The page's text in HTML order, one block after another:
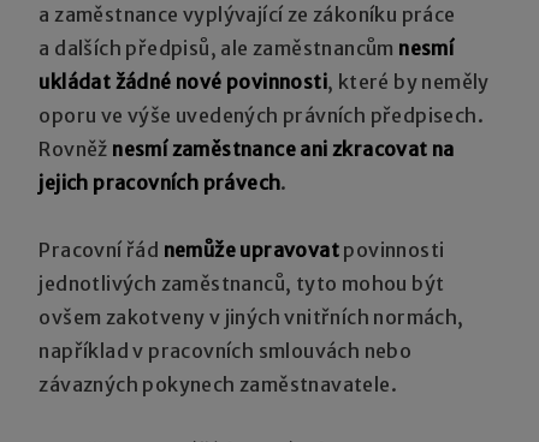
a zaměstnance vyplývající ze zákoníku práce
a dalších předpisů, ale zaměstnancům nesmí
ukládat žádné nové povinnosti, které by neměly
oporu ve výše uvedených právních předpisech.
Rovněž nesmí zaměstnance ani zkracovat na
jejich pracovních právech.
Pracovní řád nemůže upravovat povinnosti
jednotlivých zaměstnanců, tyto mohou být
ovšem zakotveny v jiných vnitřních normách,
například v pracovních smlouvách nebo
závazných pokynech zaměstnavatele.